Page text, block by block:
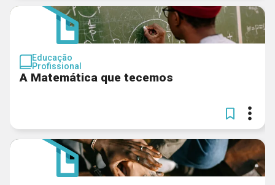
Educação
Profissional
A Matemática que tecemos